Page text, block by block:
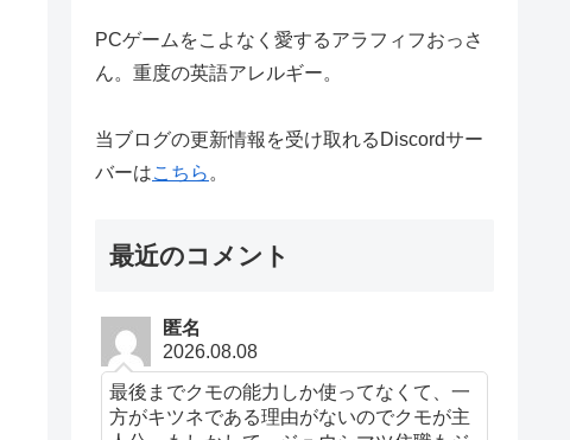
PCゲームをこよなく愛するアラフィフおっさ
ん。重度の英語アレルギー。
当ブログの更新情報を受け取れるDiscordサー
バーはこちら 。
最近のコメント
匿名
2026.08.08
最後までクモの能力しか使ってなくて、一
方がキツネである理由がないのでクモが主